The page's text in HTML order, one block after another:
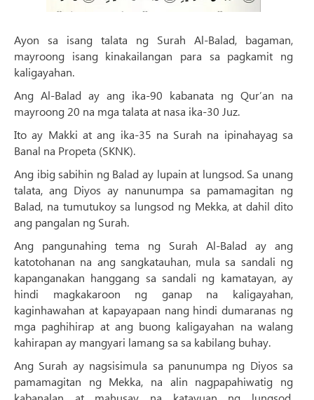
Ayon sa isang talata ng Surah Al-Balad, bagaman,
mayroong isang kinakailangan para sa pagkamit ng
kaligayahan.
Ang Al-Balad ay ang ika-90 kabanata ng Qur’an na
mayroong 20 na mga talata at nasa ika-30 Juz.
Ito ay Makki at ang ika-35 na Surah na ipinahayag sa
Banal na Propeta (SKNK).
Ang ibig sabihin ng Balad ay lupain at lungsod. Sa unang
talata, ang Diyos ay nanunumpa sa pamamagitan ng
Balad, na tumutukoy sa lungsod ng Mekka, at dahil dito
ang pangalan ng Surah.
Ang pangunahing tema ng Surah Al-Balad ay ang
katotohanan na ang sangkatauhan, mula sa sandali ng
kapanganakan hanggang sa sandali ng kamatayan, ay
hindi magkakaroon ng ganap na kaligayahan,
kaginhawahan at kapayapaan nang hindi dumaranas ng
mga paghihirap at ang buong kaligayahan na walang
kahirapan ay mangyari lamang sa sa kabilang buhay.
Ang Surah ay nagsisimula sa panunumpa ng Diyos sa
pamamagitan ng Mekka, na alin nagpapahiwatig ng